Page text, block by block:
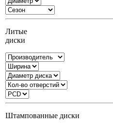
Литые
диски
Штампованные диски